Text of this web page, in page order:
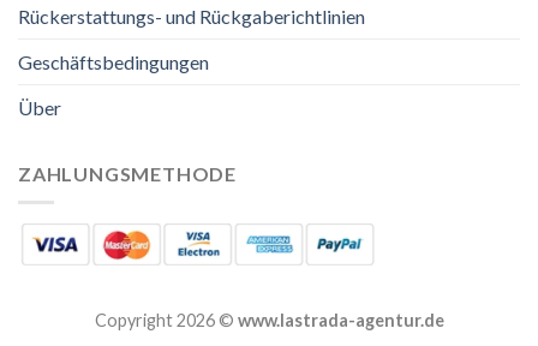
Rückerstattungs- und Rückgaberichtlinien
Geschäftsbedingungen
Über
ZAHLUNGSMETHODE
Copyright 2026 © www.lastrada-agentur.de